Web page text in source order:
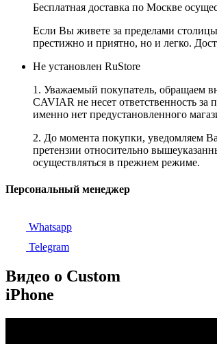
Бесплатная доставка по Москве
Если Вы живете за пределами
престижно и приятно, но и легко.
Не установлен RuStore
1. Уважаемый покупатель, обращаем
CAVIAR не несет ответственность за
именно нет предустановленного
2. До момента покупки, уведомляем
претензии относительно
осуществляться в прежнем режиме.
Персональный менеджер
Whatsapp
Telegram
Видео о Custom
iPhone